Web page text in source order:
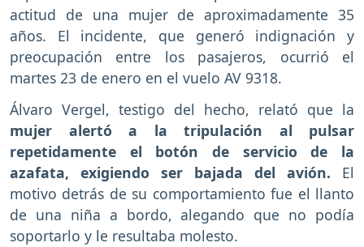
actitud de una mujer de aproximadamente 35
años. El incidente, que generó indignación y
preocupación entre los pasajeros, ocurrió el
martes 23 de enero en el vuelo AV 9318.
Álvaro Vergel, testigo del hecho, relató que la
mujer alertó a la tripulación al pulsar
repetidamente el botón de servicio de la
azafata, exigiendo ser bajada del avión. El
motivo detrás de su comportamiento fue el llanto
de una niña a bordo, alegando que no podía
soportarlo y le resultaba molesto.